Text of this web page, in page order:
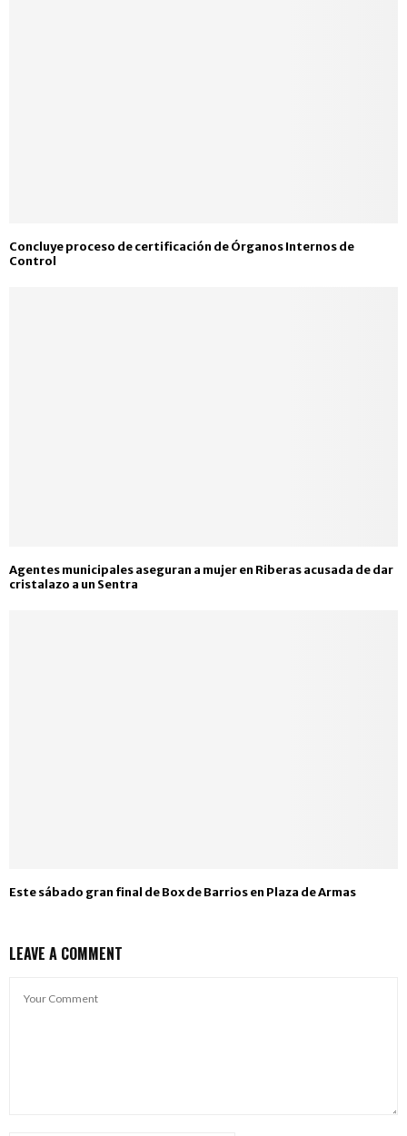
Concluye proceso de certificación de Órganos Internos de
Control
Agentes municipales aseguran a mujer en Riberas acusada de dar
cristalazo a un Sentra
Este sábado gran final de Box de Barrios en Plaza de Armas
LEAVE A COMMENT